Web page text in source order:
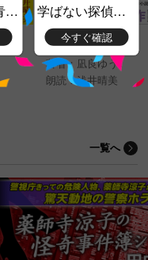
流浪の月
著者： 凪良ゆう
朗読：浅井晴美
一覧へ
【第123回】青柳亮生とライジングHAYATOのRock’N’Roll Journey 学ばない探偵たちの学園
今すぐ確認